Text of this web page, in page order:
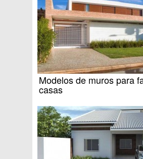
Modelos de muros para
casas